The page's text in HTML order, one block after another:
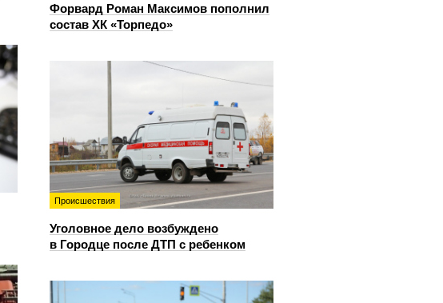
Форвард Роман Максимов пополнил
состав ХК «Торпедо»
Происшествия
Уголовное дело возбуждено
в Городце после ДТП с ребенком